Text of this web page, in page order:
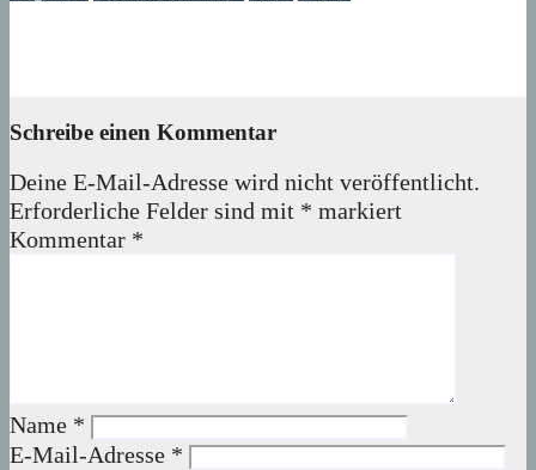
Schreibe einen Kommentar
Deine E-Mail-Adresse wird nicht veröffentlicht.
Erforderliche Felder sind mit * markiert
Kommentar *
Name *
E-Mail-Adresse *